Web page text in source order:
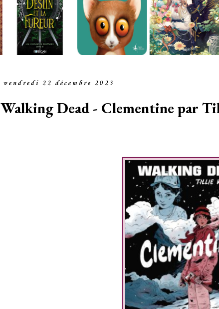
vendredi 22 décembre 2023
Walking Dead - Clementine par